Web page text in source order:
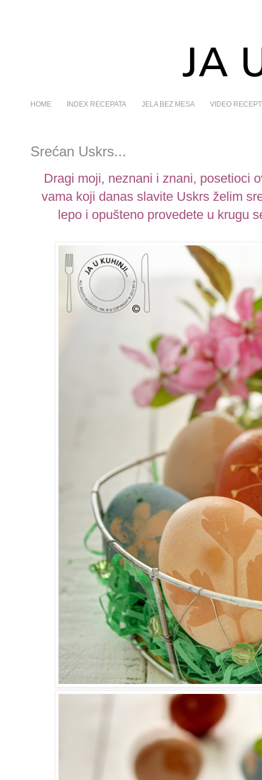
HOME INDEX RECEPATA JELA BEZ MESA VIDEO
Srećan Uskrs...
Dragi moji, neznani i znani, posetioci
vama koji danas slavite Uskrs želim
lepo i opušteno provedete u krugu